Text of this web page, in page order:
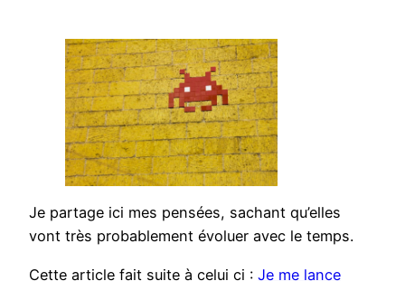
Je partage ici mes pensées, sachant qu’elles
vont très probablement évoluer avec le temps.
Cette article fait suite à celui ci : Je me lance